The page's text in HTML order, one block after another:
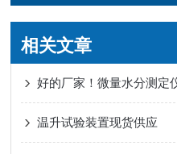
相关文章
温升试验装置现货供应